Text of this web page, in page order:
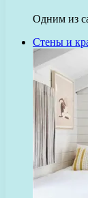
Одним из
Стены и